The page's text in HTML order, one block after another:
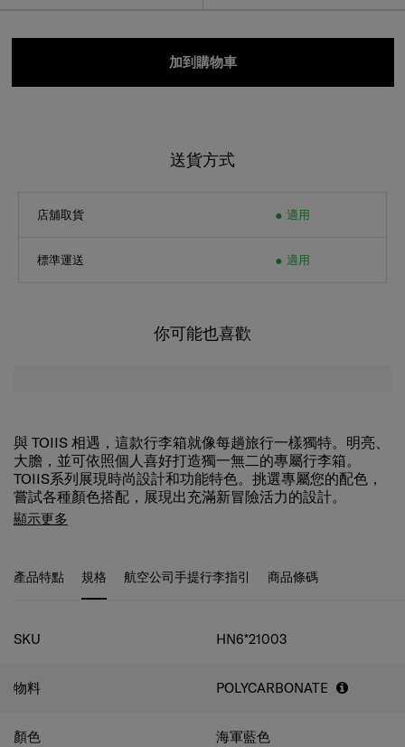
加到購物車
送貨方式
店舖取貨 適用
標準運送 適用
你可能也喜歡
與 TOIIS 相遇，這款行李箱就像每趟旅行一樣獨特。明亮、
大膽，並可依照個人喜好打造獨一無二的專屬行李箱。
TOIIS系列展現時尚設計和功能特色。挑選專屬您的配色，
嘗試各種顏色搭配，展現出充滿新冒險活力的設計。
您可以使用隨附的「個人化配件套裝」，按照每次旅行時的
袋、附有束帶及網狀分隔層，讓您輕鬆收納並整理得井井有
條。
顯示更多
產品特點 規格 航空公司手提行李指引 商品條碼
規格
SKU HN6*21003
物料 POLYCARBONATE
顏色 海軍藍色